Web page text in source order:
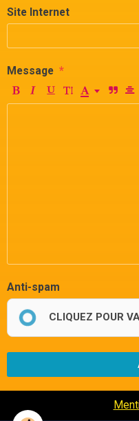
Site Internet
Message
Anti-spam
CLIQUEZ POUR